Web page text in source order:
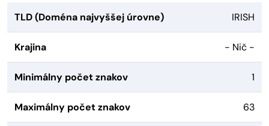
TLD (Doména najvyššej úrovne) IRISH
Krajina - Nič -
Minimálny počet znakov 1
Maximálny počet znakov 63